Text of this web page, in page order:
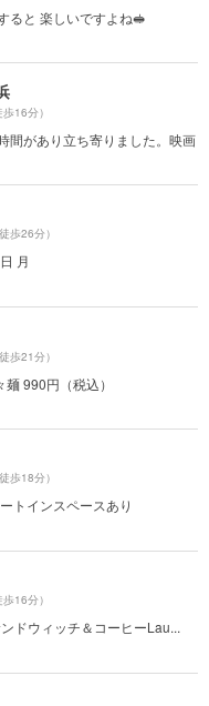
ると 楽しいですよね🥪
歩16分）
間があり立ち寄りました。映画
徒歩26分）
月
徒歩21分）
990円（税込）
徒歩18分）
トインスペースあり
歩16分）
ドウィッチ＆コーヒーLau...